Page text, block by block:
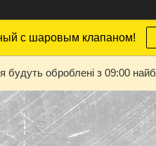
с шаровым клапаном!
оброблені з 09:00